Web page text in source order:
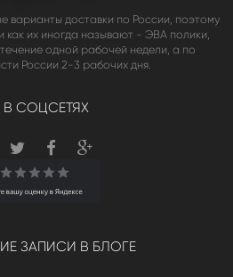
варианты доставки по России, поэтому
как их иногда называют - ЭВА полики,
одной рабочей недели, а по
России 2-3 рабочих дня.
СОЦСЕТЯХ
ЗАПИСИ В БЛОГЕ